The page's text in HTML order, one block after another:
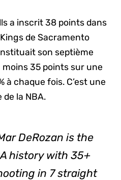
a inscrit 38 points dans
de Sacramento
son septième
moins 35 points sur une
à chaque fois. C’est une
de la NBA.
DeRozan is the
history with 35+
in 7 straight